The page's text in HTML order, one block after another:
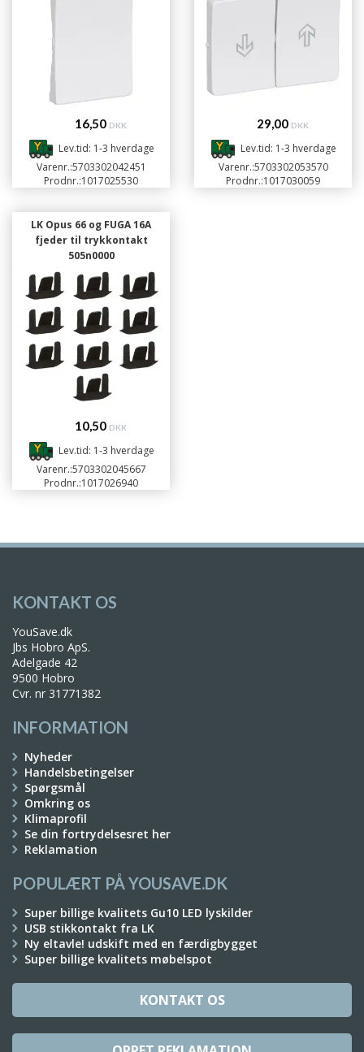
16,50 DKK
Lev.tid: 1-3 hverdage
Varenr.:5703302042451
Prodnr.:1017025530
29,00 DKK
Lev.tid: 1-3 hverdage
Varenr.:5703302053570
Prodnr.:1017030059
LK Opus 66 og FUGA 16A
fjeder til trykkontakt
505n0000
10,50 DKK
Lev.tid: 1-3 hverdage
Varenr.:5703302045667
Prodnr.:1017026940
KONTAKT OS
YouSave.dk
Jbs Hobro ApS.
Adelgade 42
9500 Hobro
Cvr. nr 31771382
INFORMATION
Nyheder
Handelsbetingelser
Spørgsmål
Omkring os
Klimaprofil
Se din fortrydelsesret her
Reklamation
POPULÆRT PÅ YOUSAVE.DK
Super billige kvalitets Gu10 LED lyskilder
USB stikkontakt fra LK
Ny eltavle! udskift med en færdigbygget
Super billige kvalitets møbelspot
KONTAKT OS